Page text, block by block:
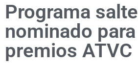
Programa
nominado
premios ATVC